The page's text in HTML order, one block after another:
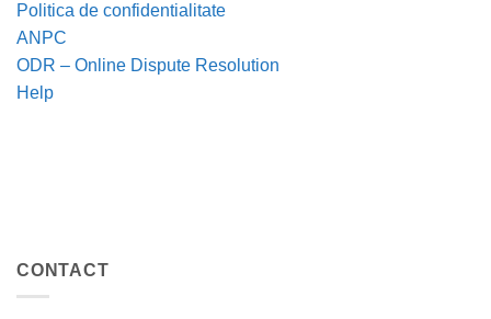
Politica de confidentialitate
ANPC
ODR – Online Dispute Resolution
Help
CONTACT